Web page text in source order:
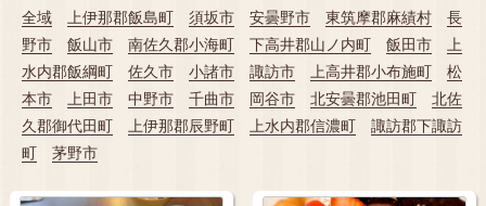
全域
上伊那郡飯島町 須坂市 安曇野市 東筑摩郡麻績村
長
野市
飯山市 南佐久郡小海町 下高井郡山ノ内町 飯田市
上
水内郡飯綱町
佐久市 小諸市 諏訪市 上高井郡小布施町
松
本市
上田市 中野市 千曲市 岡谷市 北安曇郡池田町
北佐
久郡御代田町
上伊那郡辰野町 上水内郡信濃町
諏訪郡下諏訪
町
茅野市